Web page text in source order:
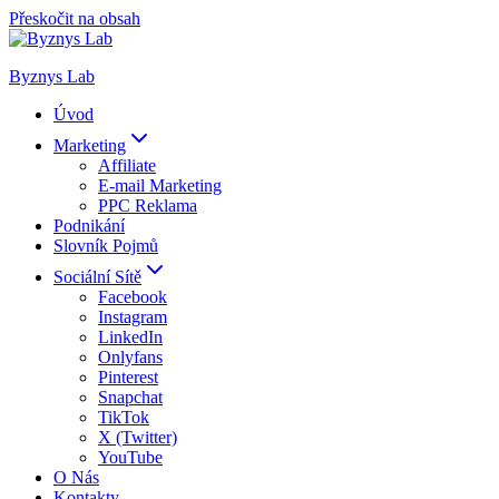
Přeskočit na obsah
Byznys Lab
Úvod
Marketing
Affiliate
E-mail Marketing
PPC Reklama
Podnikání
Slovník Pojmů
Sociální Sítě
Facebook
Instagram
LinkedIn
Onlyfans
Pinterest
Snapchat
TikTok
X (Twitter)
YouTube
O Nás